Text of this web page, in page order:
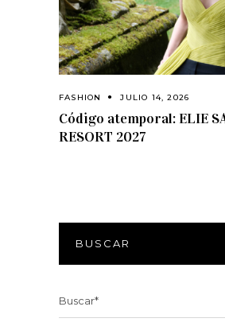
FASHION JULIO 14, 2026
Código atemporal: ELIE
RESORT 2027
BUSCAR